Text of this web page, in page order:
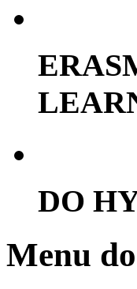
DO
Menu